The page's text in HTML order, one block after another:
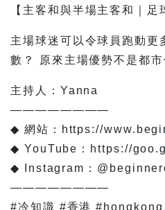
【主客和與半場主客和｜足
主場球迷可以令球員跑動更
數？ 原來主場優勢不是都市
主持人：Yanna
————————
◆ 網站：https://
◆ YouTube：https://
◆ Instagram：
————————⠀
#冷知識 #香港 #hongkong